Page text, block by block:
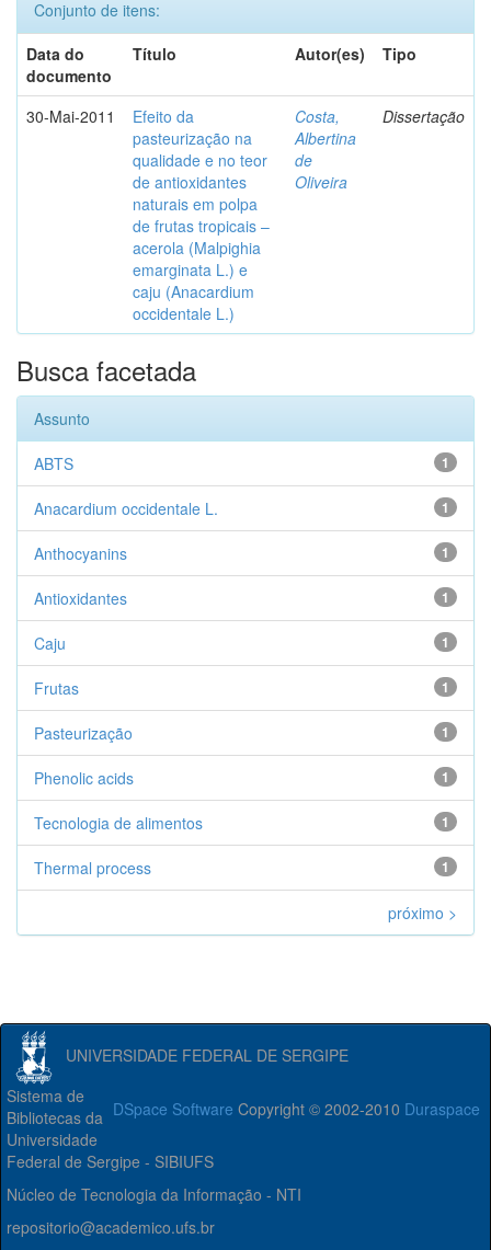
Conjunto de itens:
Data do
documento
Título Autor(es) Tipo
30-Mai-2011
Efeito da
pasteurização na
qualidade e no teor
de antioxidantes
naturais em polpa
de frutas tropicais –
acerola (Malpighia
emarginata L.) e
caju (Anacardium
occidentale L.)
Costa,
Albertina
de
Oliveira
Dissertação
Busca facetada
Assunto
1
ABTS
1
Anacardium occidentale L.
1
Anthocyanins
1
Antioxidantes
1
Caju
1
Frutas
1
Pasteurização
1
Phenolic acids
1
Tecnologia de alimentos
1
Thermal process
próximo >
UNIVERSIDADE FEDERAL DE SERGIPE
DSpace Software Copyright © 2002-2010 Duraspace
Sistema de
Bibliotecas da
Universidade
Federal de Sergipe - SIBIUFS
Núcleo de Tecnologia da Informação - NTI
repositorio@academico.ufs.br